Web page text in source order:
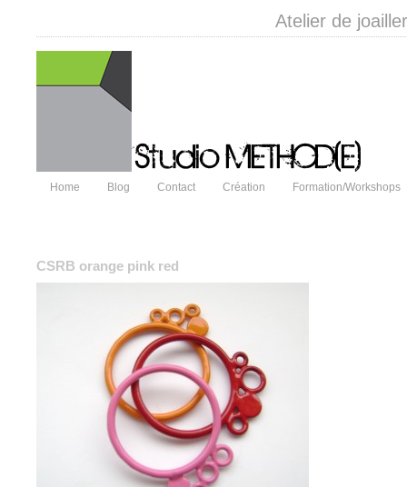
Atelier de
Home Blog Contact Création Formation/Workshops
CSRB orange pink red